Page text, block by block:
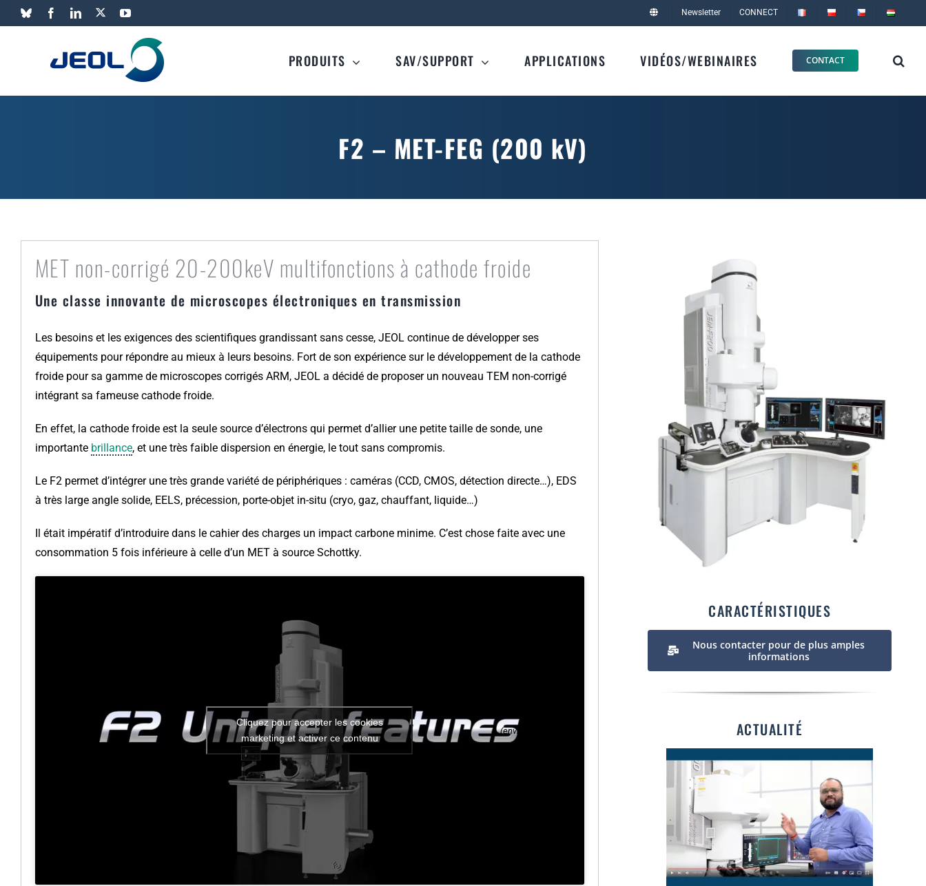
Passer
au
Bluesky FacebookLinkedIn YouTube Newsletter CONNECT
PRODUITS SAV/SUPPORT APPLICATIONS VIDÉOS/WEBINAIRES CONTACT
F2 – MET-FEG (200 kV)
MET non-corrigé 20-200keV multifonctions à cathode froide
Une classe innovante de microscopes électroniques en transmission
Les besoins et les exigences des scientifiques grandissant sans cesse, JEOL continue de développer ses
équipements pour répondre au mieux à leurs besoins. Fort de son expérience sur le développement de la cathode
froide pour sa gamme de microscopes corrigés ARM, JEOL a décidé de proposer un nouveau TEM non-corrigé
intégrant sa fameuse cathode froide.
En effet, la cathode froide est la seule source d’électrons qui permet d’allier une petite taille de sonde, une
importante brillance, et une très faible dispersion en énergie, le tout sans compromis.
Le F2 permet d’intégrer une très grande variété de périphériques : caméras (CCD, CMOS, détection directe…), EDS
à très large angle solide, EELS, précession, porte-objet in-situ (cryo, gaz, chauffant, liquide…)
Il était impératif d’introduire dans le cahier des charges un impact carbone minime. C’est chose faite avec une
consommation 5 fois inférieure à celle d’un MET à source Schottky.
(environ 4 min.)
Cliquez pour accepter les cookies
marketing et activer ce contenu
CARACTÉRISTIQUES
Nous contacter pour de plus amples
informations
ACTUALITÉ